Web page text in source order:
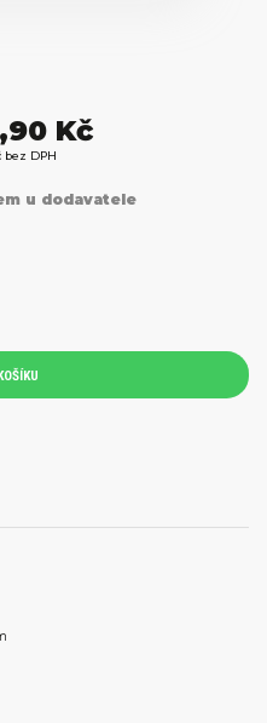
Kč
bez DPH
u dodavatele